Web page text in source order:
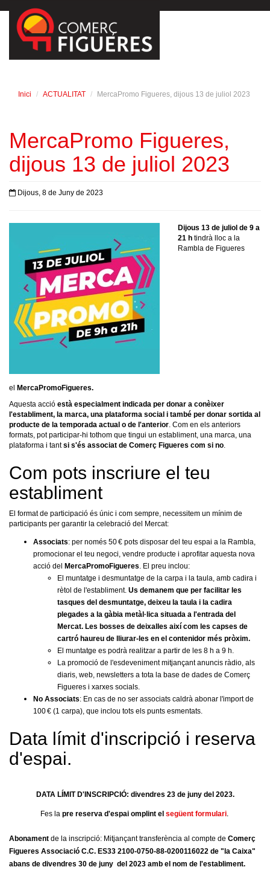
Inici ACTUALITAT MercaPromo Figueres, dijous 13 de juliol 2023
MercaPromo Figueres,
dijous 13 de juliol 2023
Dijous, 8 de Juny de 2023
Dijous 13 de juliol de 9 a
21 h tindrà lloc a la
Rambla de Figueres
el MercaPromoFigueres.
Aquesta acció està especialment indicada per donar a conèixer
l'establiment, la marca, una plataforma social i també per donar sortida al
producte de la temporada actual o de l'anterior. Com en els anteriors
formats, pot participar-hi tothom que tingui un establiment, una marca, una
plataforma i tantsi s'és associat de Comerç Figueres com si no.
Com pots inscriure el teu
establiment
El format de participació és únic i com sempre, necessitem un mínim de
participants per garantir la celebració del Mercat:
Associats: per només 50 € pots disposar del teu espai a la Rambla,
promocionar el teu negoci, vendre producte i aprofitar aquesta nova
acció del
MercaPromoFigueres. El preu inclou:
El muntatge i desmuntatge de la carpa i la taula, amb cadira i
rètol de l'establiment. Us demanem que per facilitar les
tasques del desmuntatge, deixeu la taula i la cadira
plegades a la gàbia metàl·lica situada a l'entrada del
Mercat. Les bosses de deixalles així com les capses de
cartró haureu de lliurar-les en el contenidor més pròxim.
El muntatge es podrà realitzar a partir de les 8 h a 9 h.
La promoció de l'esdeveniment mitjançant anuncis ràdio, als
diaris, web, newsletters a tota la base de dades de Comerç
Figueres i xarxes socials.
No Associats: En cas de no ser associats caldrà abonar l'import de
100 € (1 carpa), que inclou tots els punts esmentats.
Data límit d'inscripció i reserva
d'espai.
DATA LÍMIT D'INSCRIPCIÓ: divendres 23 de juny del 2023.
Fes la pre reserva d'espai omplint el següent formulari.
Abonament de la inscripció: Mitjançant transferència al compte de Comerç
Figueres Associació C.C. ES33 2100-0750-88-0200116022 de "la Caixa"
abans de divendres 30 de juny del 2023 amb el nom de l'establiment.